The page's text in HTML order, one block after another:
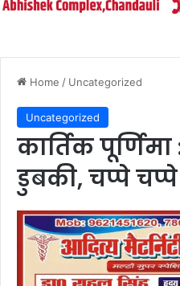
Home / Uncategorized
Uncategorized
कार्तिक
डुबकी, चप्पे